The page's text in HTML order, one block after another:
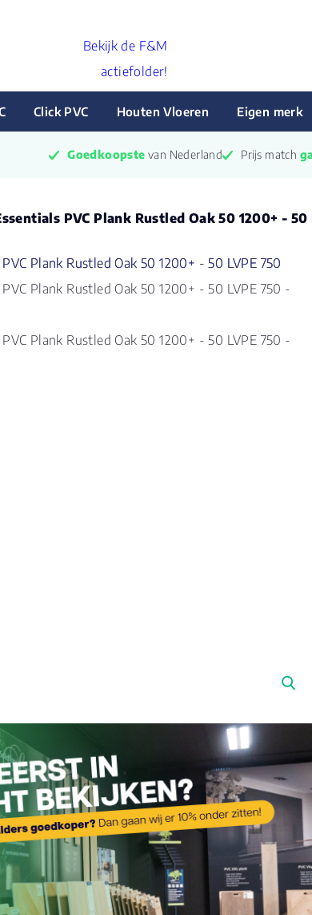
Bekijk de F&M
actiefolder!
Click PVC Houten Vloeren Eigen merk
Goedkoopste van Nederland Prijs match
PVC Plank Rustled Oak 50 1200+ - 50
🔍